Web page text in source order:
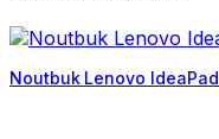
Noutbuk Lenovo IdeaPad